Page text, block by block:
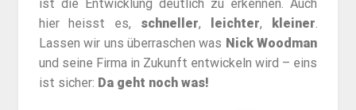
ist die Entwicklung deutlich zu erkennen. Auch
hier heisst es, schneller, leichter, kleiner.
Lassen wir uns überraschen was Nick Woodman
und seine Firma in Zukunft entwickeln wird – eins
ist sicher: Da geht noch was!